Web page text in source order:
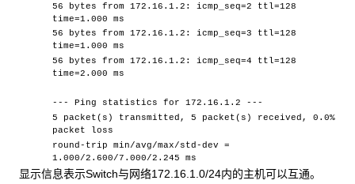
56 bytes from 172.16.1.2: icmp_seq=2 ttl=128
time=1.000 ms
56 bytes from 172.16.1.2: icmp_seq=3 ttl=128
time=1.000 ms
56 bytes from 172.16.1.2: icmp_seq=4 ttl=128
time=2.000 ms
--- Ping statistics for 172.16.1.2 ---
5 packet(s) transmitted, 5 packet(s) received, 0.0%
packet loss
round-trip min/avg/max/std-dev =
1.000/2.600/7.000/2.245 ms
显示信息表示Switch与网络172.16.1.0/24内的主机可以互通。